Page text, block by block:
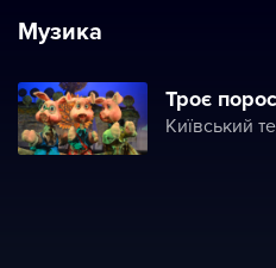
Музика
Троє
Київський